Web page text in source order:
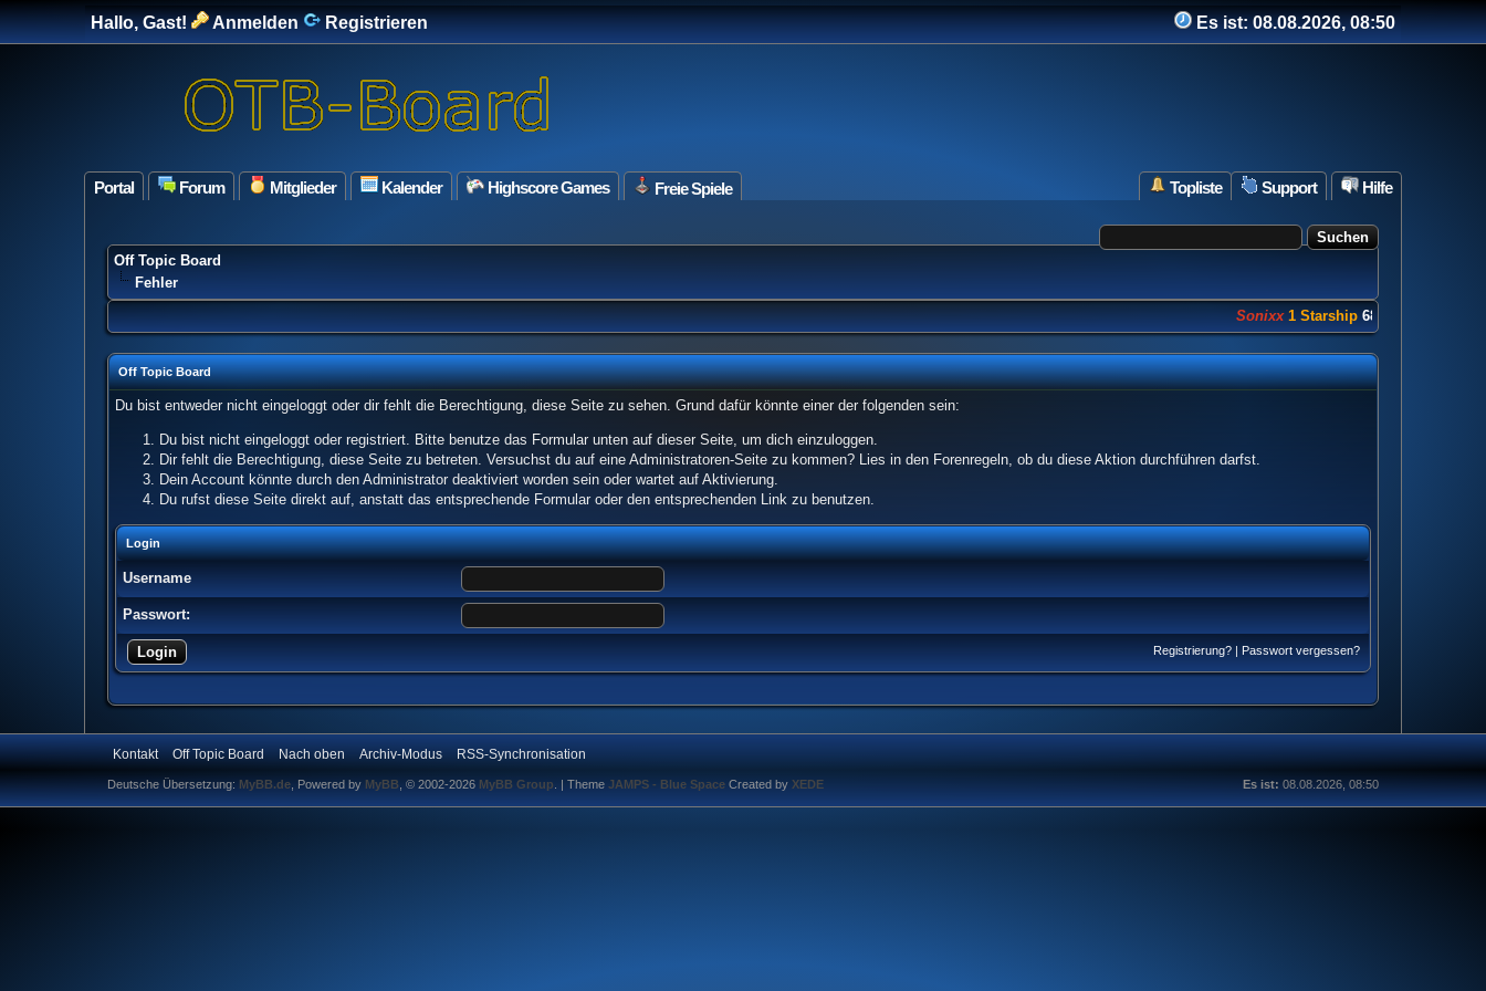
Hallo, Gast! Anmelden Registrieren Es ist:08.08.2026, 08:50
Portal Forum Mitglieder Kalender Highscore Games Freie Spiele Hilfe
Support
Topliste
Off Topic Board
Fehler
Sonixx 1 Starship 682 Punkte
Off Topic Board
Du bist entweder nicht eingeloggt oder dir fehlt die Berechtigung, diese Seite zu sehen. Grund dafür könnte einer der folgenden sein:
Du bist nicht eingeloggt oder registriert. Bitte benutze das Formular unten auf dieser Seite, um dich einzuloggen.
Dir fehlt die Berechtigung, diese Seite zu betreten. Versuchst du auf eine Administratoren-Seite zu kommen? Lies in den Forenregeln, ob du diese Aktion durchführen darfst.
Dein Account könnte durch den Administrator deaktiviert worden sein oder wartet auf Aktivierung.
Du rufst diese Seite direkt auf, anstatt das entsprechende Formular oder den entsprechenden Link zu benutzen.
Login
Username
Passwort:
Registrierung? | Passwort vergessen?
Kontakt Off Topic Board Nach oben Archiv-Modus RSS-Synchronisation
Es ist: 08.08.2026, 08:50
Deutsche Übersetzung: MyBB.de , Powered by MyBB , © 2002-2026 MyBB Group | Theme JAMPS - Blue Space Created by XEDE